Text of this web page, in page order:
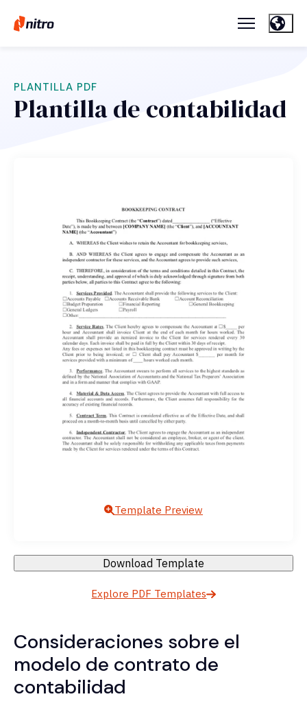
PLANTILLA PDF
Plantilla de contabilidad
Template Preview
Download Template
Explore PDF Templates
Consideraciones sobre el
modelo de contrato de
contabilidad